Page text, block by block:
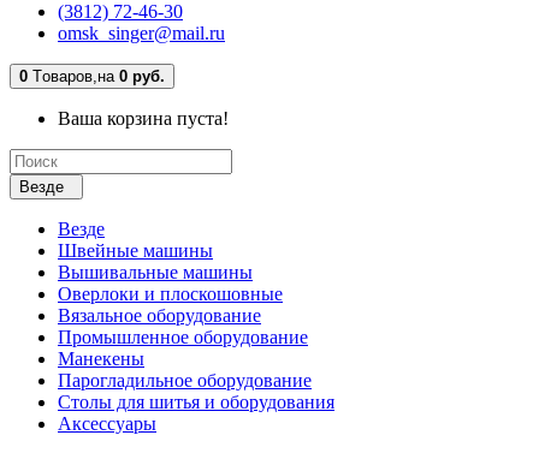
(3812) 72-46-30
omsk_singer@mail.ru
0 Tоваров,на 0 руб.
Ваша корзина пуста!
Везде
Везде
Швейные машины
Вышивальные машины
Оверлоки и плоскошовные
Вязальное оборудование
Промышленное оборудование
Манекены
Парогладильное оборудование
Столы для шитья и оборудования
Аксессуары